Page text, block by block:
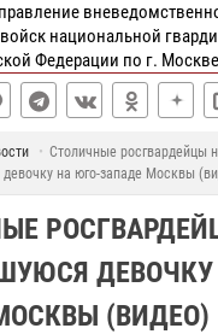
национальной
Федерации по г.
Столичные росгвардейцы
девочку на юго-западе Москвы
(ВИДЕО)